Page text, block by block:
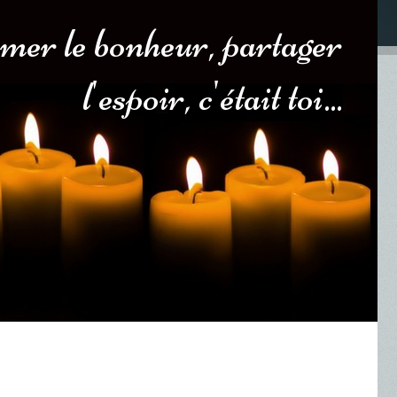
le bonheur, partager
l'espoir, c'était toi...